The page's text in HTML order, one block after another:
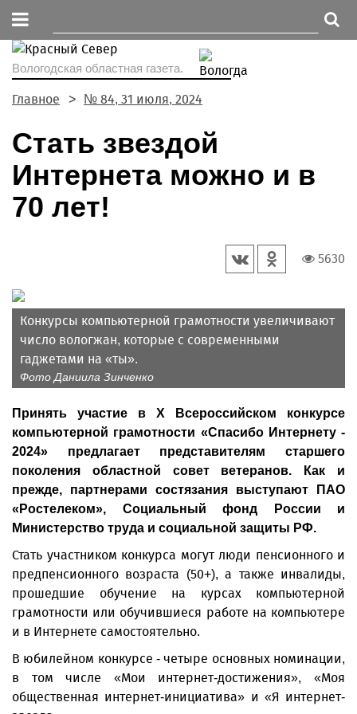
Вологодская областная газета.
Главное № 84, 31 июля, 2024
Стать звездой
Интернета можно и в
70 лет!
5630
Конкурсы компьютерной грамотности увеличивают
число вологжан, которые с современными
гаджетами на «ты».
Фото Даниила Зинченко
Принять участие в X Всероссийском конкурсе
компьютерной грамотности «Спасибо Интернету -
2024» предлагает представителям старшего
поколения областной совет ветеранов. Как и
прежде, партнерами состязания выступают ПАО
«Ростелеком», Социальный фонд России и
Министерство труда и социальной защиты РФ.
Стать участником конкурса могут люди пенсионного и
предпенсионного возраста (50+), а также инвалиды,
прошедшие обучение на курсах компьютерной
грамотности или обучившиеся работе на компьютере
и в Интернете самостоятельно.
В юбилейном конкурсе - четыре основных номинации,
в том числе «Мои интернет-достижения», «Моя
общественная интернет-инициатива» и «Я интернет-